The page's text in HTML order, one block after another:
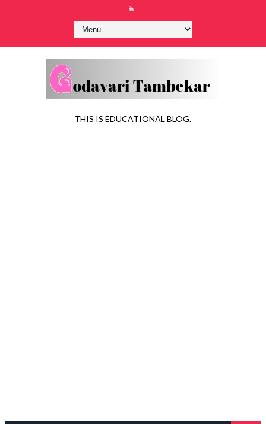
THIS IS EDUCATIONAL BLOG.